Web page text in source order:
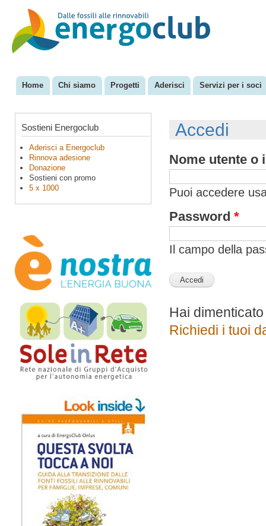
EnergoClub
per la
riconversione
del sistema
Menu principale
Home Chi siamo Progetti Aderisci Servizi per i soci
Sostieni Energoclub
Aderisci a Energoclub
Rinnova adesione
Donazione
Sostieni con promo
5 x 1000
Accedi
Nome utente
Puoi accedere
Password *
Il campo della
Hai
Richiedi i tuoi